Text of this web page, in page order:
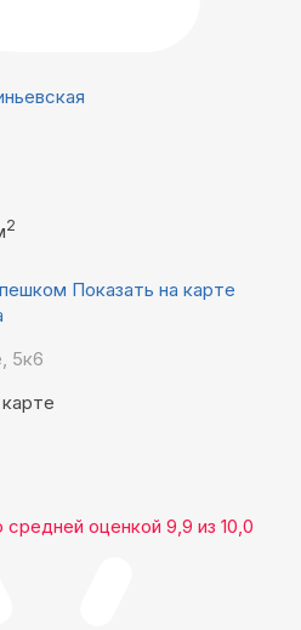
2
Показать на карте
5к6
средней оценкой 9,9 из 10,0